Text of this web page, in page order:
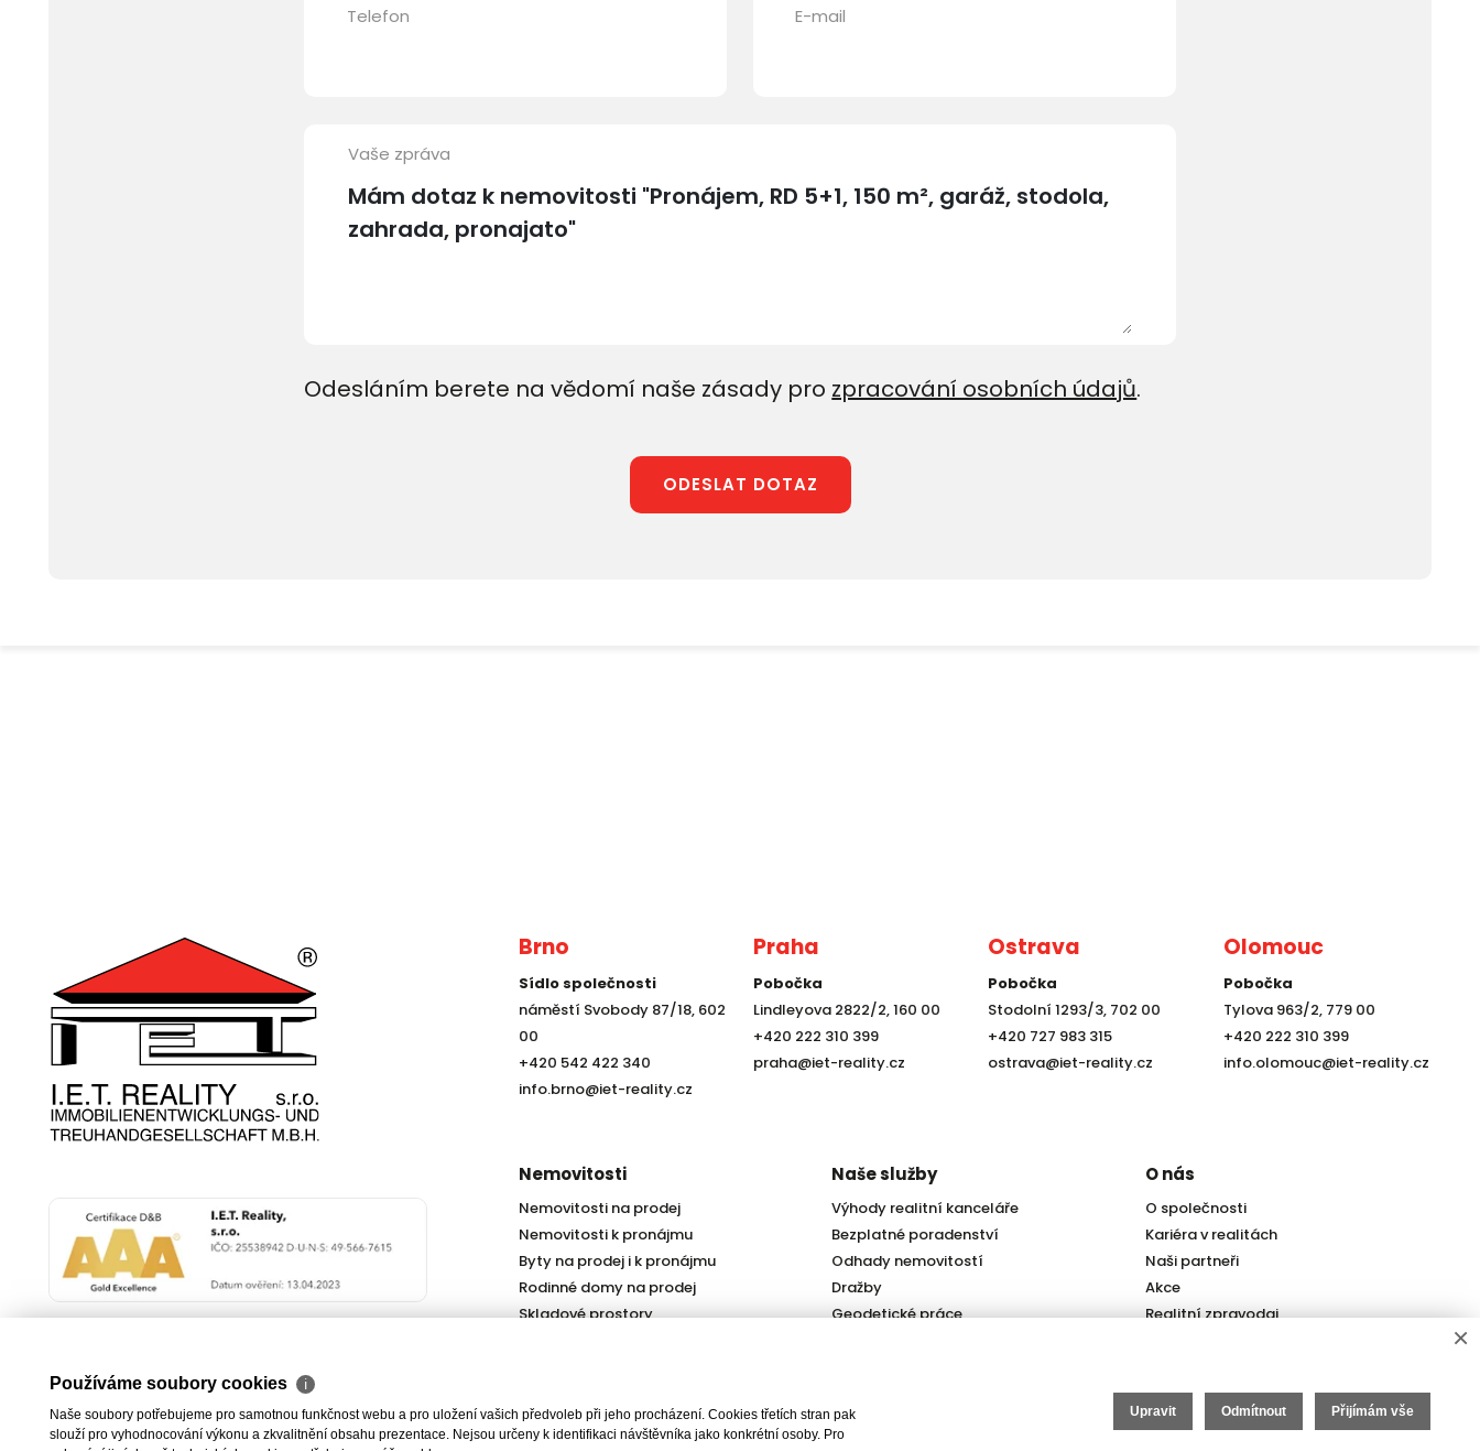
Telefon E-mail
Vaše zpráva
Odesláním berete na vědomí naše zásady pro zpracování osobních údajů.
ODESLAT DOTAZ
Brno
Sídlo společnosti
náměstí Svobody 87/18, 602
00
+420 542 422 340
info.brno@iet-reality.cz
Praha
Pobočka
Lindleyova 2822/2, 160 00
+420 222 310 399
praha@iet-reality.cz
Ostrava
Pobočka
Stodolní 1293/3, 702 00
+420 727 983 315
ostrava@iet-reality.cz
Olomouc
Pobočka
Tylova 963/2, 779 00
+420 222 310 399
info.olomouc@iet-reality.cz
Nemovitosti
Nemovitosti na prodej
Nemovitosti k pronájmu
Byty na prodej i k pronájmu
Rodinné domy na prodej
Skladové prostory
Naše služby
Výhody realitní kanceláře
Bezplatné poradenství
Odhady nemovitostí
Dražby
Geodetické práce
Pojištění
O nás
O společnosti
Kariéra v realitách
Naši partneři
Akce
Realitní zpravodaj
×
Používáme soubory cookies ℹ
Naše soubory potřebujeme pro samotnou funkčnost webu a pro uložení vašich předvoleb při jeho procházení. Cookies třetích stran pak
slouží pro vyhodnocování výkonu a zkvalitnění obsahu prezentace. Nejsou určeny k identifikaci návštěvníka jako konkrétní osoby. Pro
Upravit Odmítnout Přijímám vše